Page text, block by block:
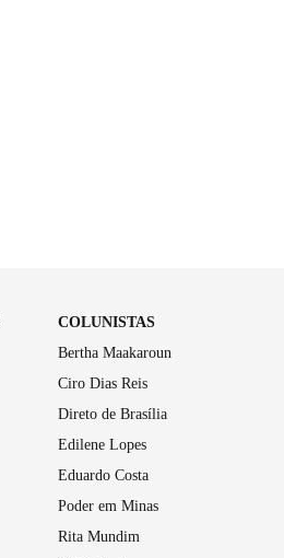
COLUNISTAS
Bertha Maakaroun
Ciro Dias Reis
Direto de Brasília
Edilene Lopes
Eduardo Costa
Poder em Minas
Rita Mundim